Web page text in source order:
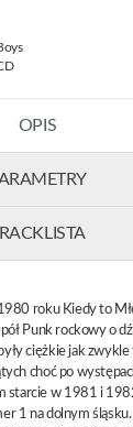
OPIS
roku Kiedy to
Punk rockowy o
ciężkie jak zwykle
choć po
starcie w 1981 i
1 na dolnym